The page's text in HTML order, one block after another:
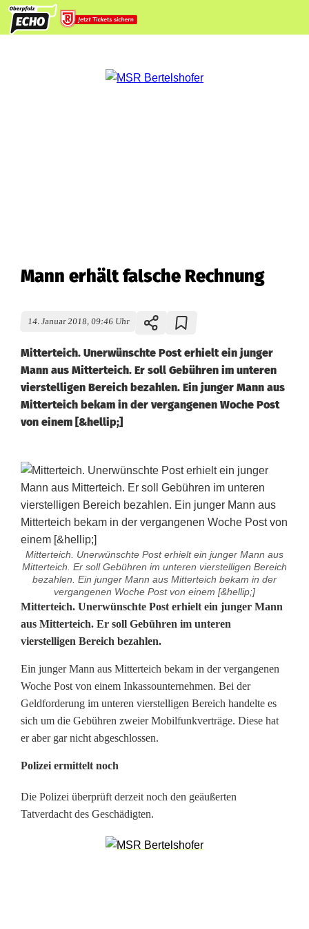
Mann erhält falsche Rechnung
14. Januar 2018, 09:46 Uhr
Mitterteich. Unerwünschte Post erhielt ein junger
Mann aus Mitterteich. Er soll Gebühren im unteren
vierstelligen Bereich bezahlen. Ein junger Mann aus
Mitterteich bekam in der vergangenen Woche Post
von einem [&hellip;]
Mitterteich. Unerwünschte Post erhielt ein junger Mann aus
Mitterteich. Er soll Gebühren im unteren vierstelligen Bereich
bezahlen. Ein junger Mann aus Mitterteich bekam in der
vergangenen Woche Post von einem [&hellip;]
M
a
n
n
e
r
h
ä
l
Mitterteich. Unerwünschte Post erhielt ein junger Mann
aus Mitterteich. Er soll Gebühren im unteren
vierstelligen Bereich bezahlen.
Ein junger Mann aus Mitterteich bekam in der vergangenen
Woche Post von einem Inkassounternehmen. Bei der
Geldforderung im unteren vierstelligen Bereich handelte es
sich um die Gebühren zweier Mobilfunkverträge. Diese hat
er aber gar nicht abgeschlossen.
Polizei ermittelt noch
Die Polizei überprüft derzeit noch den geäußerten
Tatverdacht des Geschädigten.